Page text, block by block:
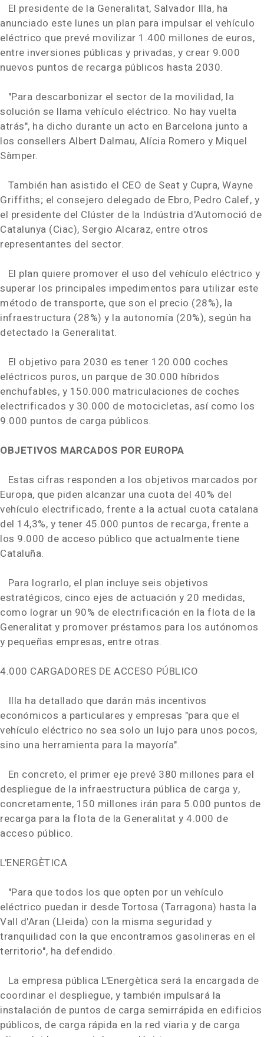
El presidente de la Generalitat, Salvador Illa, ha
anunciado este lunes un plan para impulsar el vehículo
eléctrico que prevé movilizar 1.400 millones de euros,
entre inversiones públicas y privadas, y crear 9.000
nuevos puntos de recarga públicos hasta 2030.
"Para descarbonizar el sector de la movilidad, la
solución se llama vehículo eléctrico. No hay vuelta
atrás", ha dicho durante un acto en Barcelona junto a
los consellers Albert Dalmau, Alícia Romero y Miquel
Sàmper.
También han asistido el CEO de Seat y Cupra, Wayne
Griffiths; el consejero delegado de Ebro, Pedro Calef, y
el presidente del Clúster de la Indústria d'Automoció de
Catalunya (Ciac), Sergio Alcaraz, entre otros
representantes del sector.
El plan quiere promover el uso del vehículo eléctrico y
superar los principales impedimentos para utilizar este
método de transporte, que son el precio (28%), la
infraestructura (28%) y la autonomía (20%), según ha
detectado la Generalitat.
El objetivo para 2030 es tener 120.000 coches
eléctricos puros, un parque de 30.000 híbridos
enchufables, y 150.000 matriculaciones de coches
electrificados y 30.000 de motocicletas, así como los
9.000 puntos de carga públicos.
OBJETIVOS MARCADOS POR EUROPA
Estas cifras responden a los objetivos marcados por
Europa, que piden alcanzar una cuota del 40% del
vehículo electrificado, frente a la actual cuota catalana
del 14,3%, y tener 45.000 puntos de recarga, frente a
los 9.000 de acceso público que actualmente tiene
Cataluña.
Para lograrlo, el plan incluye seis objetivos
estratégicos, cinco ejes de actuación y 20 medidas,
como lograr un 90% de electrificación en la flota de la
Generalitat y promover préstamos para los autónomos
y pequeñas empresas, entre otras.
4.000 CARGADORES DE ACCESO PÚBLICO
Illa ha detallado que darán más incentivos
económicos a particulares y empresas "para que el
vehículo eléctrico no sea solo un lujo para unos pocos,
sino una herramienta para la mayoría".
En concreto, el primer eje prevé 380 millones para el
despliegue de la infraestructura pública de carga y,
concretamente, 150 millones irán para 5.000 puntos de
recarga para la flota de la Generalitat y 4.000 de
acceso público.
L'ENERGÈTICA
"Para que todos los que opten por un vehículo
eléctrico puedan ir desde Tortosa (Tarragona) hasta la
Vall d'Aran (Lleida) con la misma seguridad y
tranquilidad con la que encontramos gasolineras en el
territorio", ha defendido.
La empresa pública L'Energètica será la encargada de
coordinar el despliegue, y también impulsará la
instalación de puntos de carga semirrápida en edificios
públicos, de carga rápida en la red viaria y de carga